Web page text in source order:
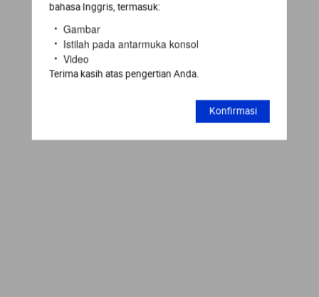
bahasa Inggris, termasuk:
Gambar
Istilah pada antarmuka konsol
Video
Terima kasih atas pengertian Anda.
Konfirmasi